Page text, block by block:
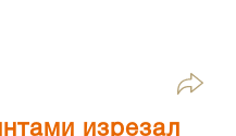
изрезал